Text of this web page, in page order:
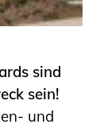
sind
sein!
und